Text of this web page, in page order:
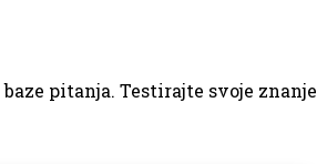
pitanja. Testirajte svoje znanje